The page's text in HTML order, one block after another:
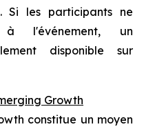
Si les participants ne
l'événement, un
disponible sur
Growth
constitue un moyen